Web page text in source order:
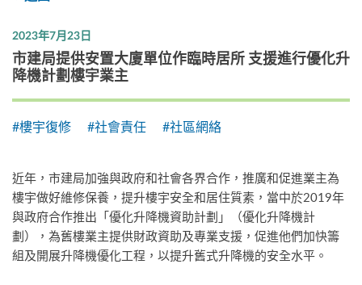
2023年7月23日
市建局提供安置大廈單位作臨時居所 支援進行優化升
降機計劃樓宇業主
#樓宇復修 #社會責任 #社區網絡
近年，市建局加強與政府和社會各界合作，推廣和促進業主為
樓宇做好維修保養，提升樓宇安全和居住質素，當中於2019年
與政府合作推出「優化升降機資助計劃」（優化升降機計
劃），為舊樓業主提供財政資助及專業支援，促進他們加快籌
組及開展升降機優化工程，以提升舊式升降機的安全水平。